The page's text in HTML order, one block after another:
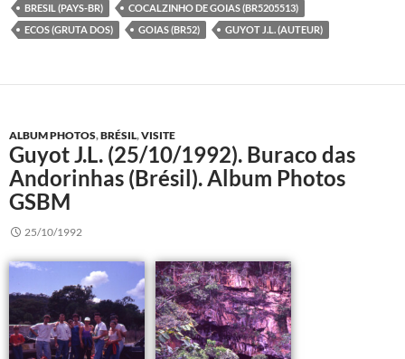
BRESIL (PAYS-BR)
COCALZINHO DE GOIAS (BR5205513)
ECOS (GRUTA DOS)
GOIAS (BR52) GUYOT J.L. (AUTEUR)
ALBUM PHOTOS,BRÉSIL,VISITE
Guyot J.L. (25/10/1992). Buraco das
Andorinhas (Brésil). Album Photos
GSBM
25/10/1992